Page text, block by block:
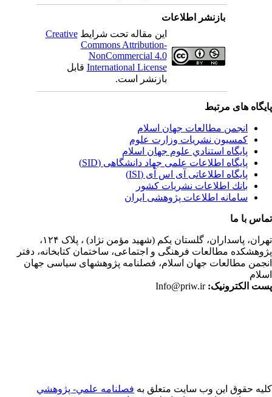
بازنشر اطلاعات
این مقاله تحت شرایطCreative
Commons Attribution-
NonCommercial 4.0
International Licenseقابل
بازنشر است.
های مرتبط
انجمن مطالعات جهان اسلام
کمسیون نشریات وزارت علوم
پايگاه استنادي علوم جهان اسلام
پایگاه اطلاعات علمی جهاد دانشگاهی (SID)
پایگاه اطلاعاتی آی اس آی (ISI)
بانك اطلاعات نشريات كشور
سامانه اطلاعات پژوهشی ایران
با ما
پاسداران، گلستان یکم (شهید مؤمن نژاد) ، پلاک ۱۲۴،
مطالعات فرهنگی و اجتماعی، ساختمان کتابخانه، دفتر
مطالعات جهان اسلام، فصلنامه پژوهشهای سیاسی جهان
الکترونیک:Info@priw.ir
حقوق این وب سایت متعلق بهفصلنامه علمي- پژوهشي